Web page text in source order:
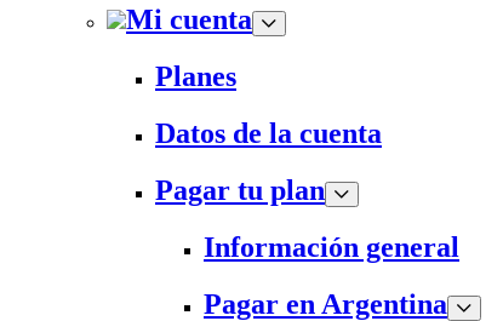
Mi cuenta
Planes
Datos de la cuenta
Pagar tu plan
Información general
Pagar en Argentina